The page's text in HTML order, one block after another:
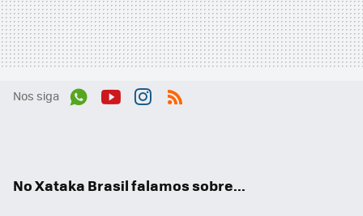
Nos siga
No Xataka Brasil falamos sobre...